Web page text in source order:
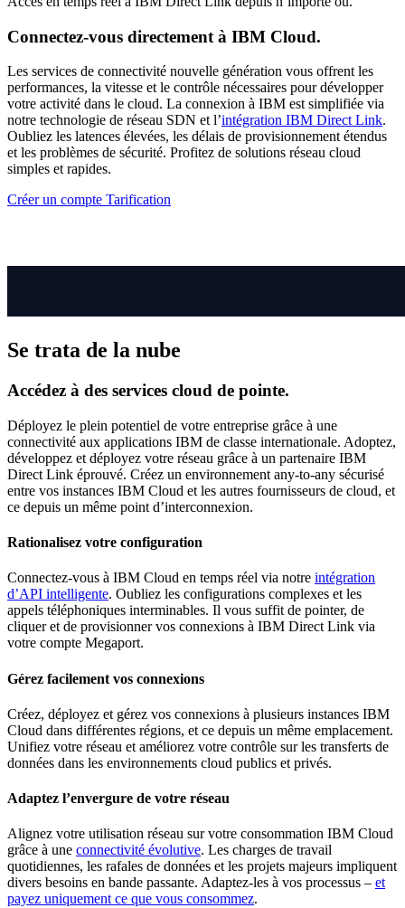
Connectez-vous directement à IBM Cloud.
Les services de connectivité nouvelle génération vous offrent les
performances, la vitesse et le contrôle nécessaires pour développer
votre activité dans le cloud. La connexion à IBM est simplifiée via
notre technologie de réseau SDN et l’intégration IBM Direct Link.
Oubliez les latences élevées, les délais de provisionnement étendus
et les problèmes de sécurité. Profitez de solutions réseau cloud
simples et rapides.
Créer un compte Tarification
Se trata de la nube
Accédez à des services cloud de pointe.
Déployez le plein potentiel de votre entreprise grâce à une
connectivité aux applications IBM de classe internationale. Adoptez,
développez et déployez votre réseau grâce à un partenaire IBM
Direct Link éprouvé. Créez un environnement any-to-any sécurisé
entre vos instances IBM Cloud et les autres fournisseurs de cloud, et
ce depuis un même point d’interconnexion.
Rationalisez votre configuration
Connectez-vous à IBM Cloud en temps réel via notre intégration
d’API intelligente. Oubliez les configurations complexes et les
appels téléphoniques interminables. Il vous suffit de pointer, de
cliquer et de provisionner vos connexions à IBM Direct Link via
votre compte Megaport.
Gérez facilement vos connexions
Créez, déployez et gérez vos connexions à plusieurs instances IBM
Cloud dans différentes régions, et ce depuis un même emplacement.
Unifiez votre réseau et améliorez votre contrôle sur les transferts de
données dans les environnements cloud publics et privés.
Adaptez l’envergure de votre réseau
Alignez votre utilisation réseau sur votre consommation IBM Cloud
grâce à une connectivité évolutive. Les charges de travail
quotidiennes, les rafales de données et les projets majeurs impliquent
divers besoins en bande passante. Adaptez-les à vos processus – et
payez uniquement ce que vous consommez.